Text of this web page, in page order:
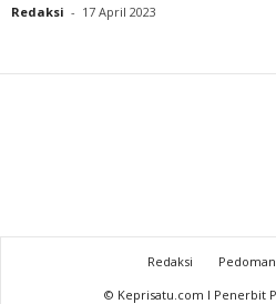
Redaksi - 17 April 2023
Redaksi
© Keprisatu.com I Penerbit